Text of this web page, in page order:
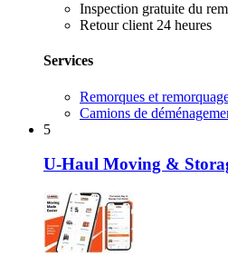
Inspection gratuite du
Retour client 24 heures
Services
Remorques et
Camions de
5
U-Haul Moving &